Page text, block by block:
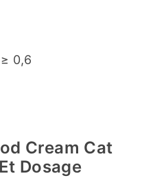
0,6
Cream Cat
Dosage